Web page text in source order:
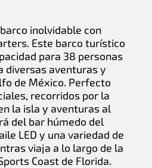
inolvidable con
Este barco turístico
para 38 personas
diversas aventuras y
de México. Perfecto
recorridos por la
la isla y aventuras al
del bar húmedo del
LED y una variedad de
viaja a lo largo de la
Coast de Florida.